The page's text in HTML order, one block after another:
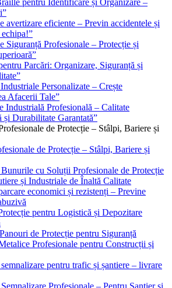
pentru Identificare și Organizare –
avertizare eficiente – Previn accidentele și
Siguranță Profesionale – Protecție și
Parcări: Organizare, Siguranță și
Personalizate – Crește
Afacerii Tale”
Industrială Profesională – Calitate
și Durabilitate Garantată”
de Protecție – Stâlpi, Bariere și
cu Soluții Profesionale de Protecție
și Industriale de Înaltă Calitate
economici și rezistenți – Previne
pentru Logistică și Depozitare
de Protecție pentru Siguranță
Profesionale pentru Construcții și
pentru trafic și șantiere – livrare
Profesionale – Pentru Șantier și